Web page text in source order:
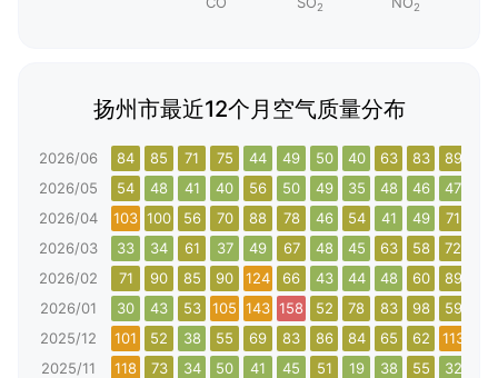
2 2
扬州市最近12个月空气质量分布
2026/06 84 85 71 75 44 49 50 40 63 83 89
2026/05
54 48 41 40 56 50 49 35 48 46 47
2026/04
103 100 56 70 88 78 46 54 41 49 71
2026/03
33 34 61 37 49 67 48 45 63 58 72
2026/02
71 90 85 90 124 66 43 44 48 60 89
2026/01
30 43 53 105 143 158 52 78 83 98 59
2025/12
101 52 38 55 69 83 86 84 65 62 113
2025/11
118 73 34 50 41 45 51 19 38 55 32